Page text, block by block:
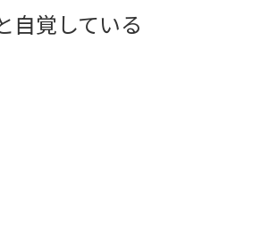
自覚している